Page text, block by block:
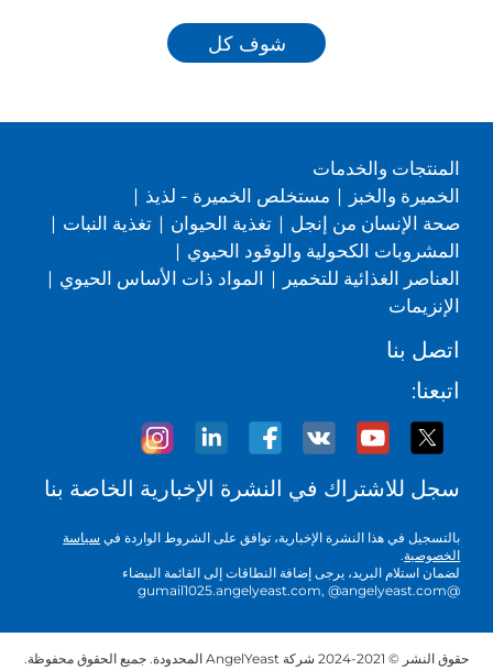
شوف كل
المنتجات والخدمات
الخميرة والخبز
| مستخلص الخميرة - لذيذ |
صحة الإنسان من إنجل | تغذية الحيوان | تغذية النبات |
المشروبات الكحولية والوقود الحيوي |
العناصر الغذائية للتخمير
| المواد ذات الأساس الحيوي |
الإنزيمات
اتصل بنا
اتبعنا:
سجل للاشتراك في النشرة الإخبارية الخاصة بنا
بالتسجيل في هذا النشرة الإخبارية، توافق على الشروط الواردة في سياسة
الخصوصية.
لضمان استلام البريد، يرجى إضافة النطاقات إلى القائمة البيضاء
@gumail1025.angelyeast.com, @angelyeast.com
حقوق النشر © 2021-2024 شركة AngelYeast المحدودة. جميع الحقوق محفوظة.